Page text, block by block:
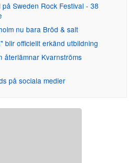
Sweden Rock Festival - 38
nu bara Bröd & salt
blir officiellt erkänd utbildning
återlämnar Kvarnströms
på sociala medier